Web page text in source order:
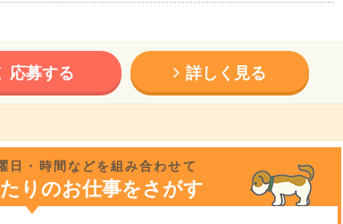
応募する 詳しく見る
日・時間などを組み合わせて
りのお仕事をさがす